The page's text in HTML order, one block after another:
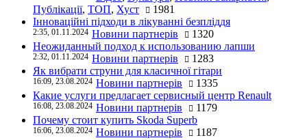
Публікації, ТОП, Хуст
1981
Інноваційні підходи в лікуванні безпліддя
2:35, 01.11.2024 Новини партнерів
1320
Неожиданный подход к использованию лапши
2:32, 01.11.2024 Новини партнерів
1283
Як вибрати струни для класичної гітари
16:09, 23.08.2024 Новини партнерів
1335
Какие услуги предлагает сервисный центр Renault
16:08, 23.08.2024 Новини партнерів
1179
Почему стоит купить Skoda Superb
16:06, 23.08.2024 Новини партнерів 1187